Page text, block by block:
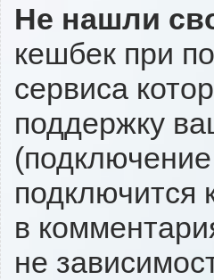
Не нашли
кешбек при
сервиса
поддержку
подключится
в
не